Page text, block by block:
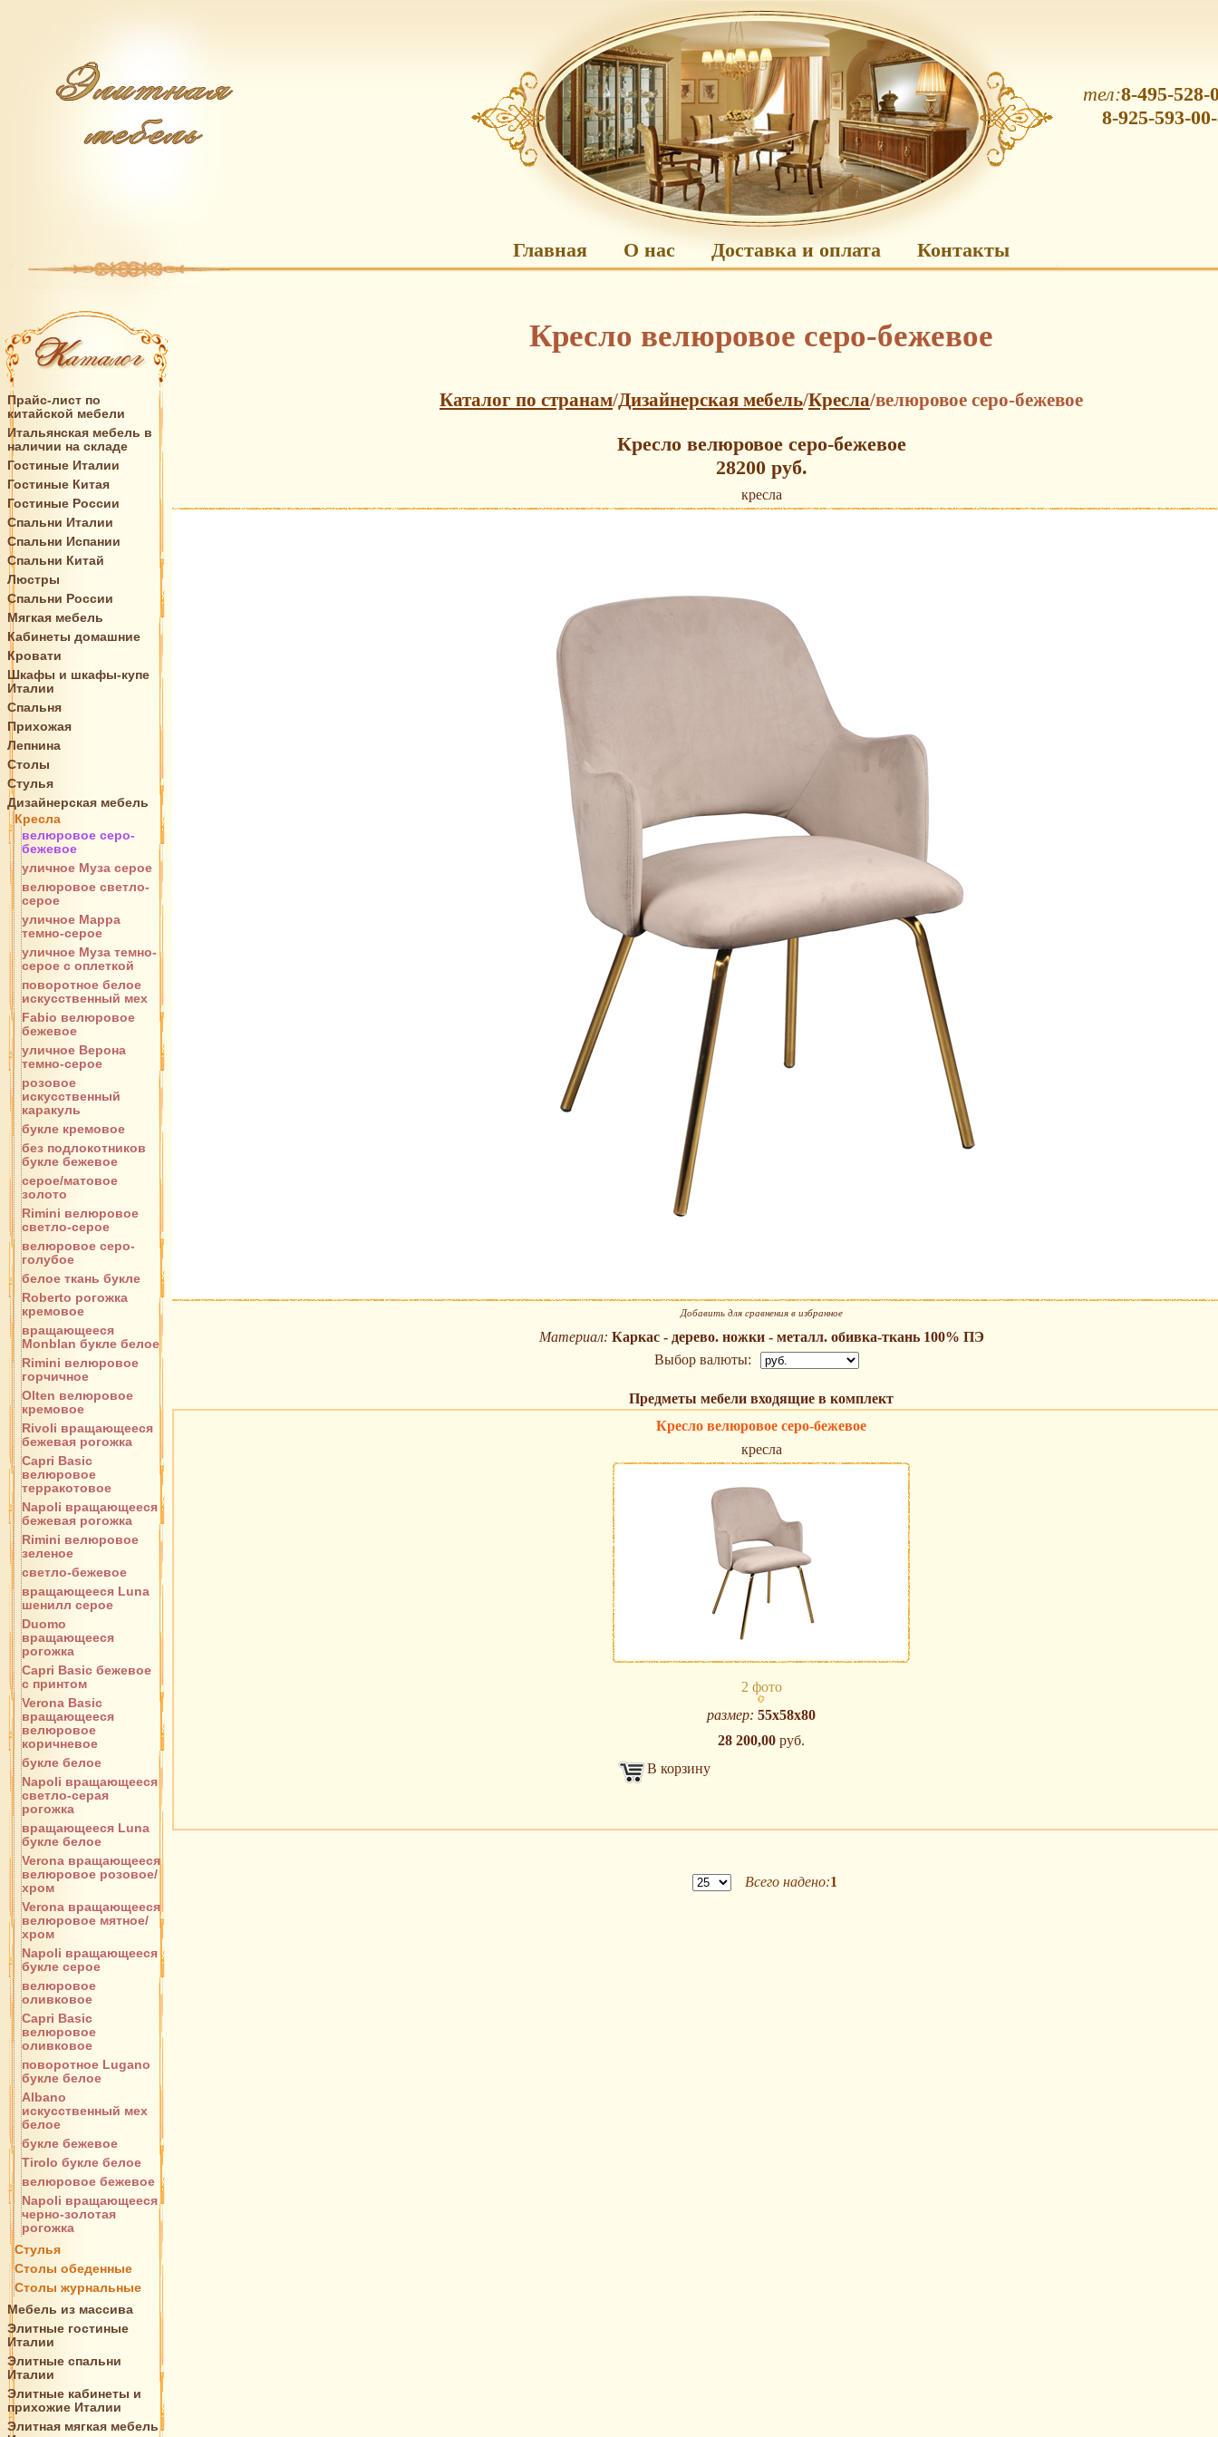
Главная О нас Доставка и оплата Контакты
тел:8-495-528-
8-925-593-
Прайс-лист по
китайской мебели
Итальянская мебель в
наличии на складе
Гостиные Италии
Гостиные Китая
Гостиные России
Спальни Италии
Спальни Испании
Спальни Китай
Люстры
Спальни России
Мягкая мебель
Кабинеты домашние
Кровати
Шкафы и шкафы-купе
Италии
Спальня
Прихожая
Лепнина
Столы
Стулья
Дизайнерская мебель
Кресла
велюровое серо-
бежевое
уличное Муза серое
велюровое светло-
серое
уличное Марра
темно-серое
уличное Муза темно-
серое с оплеткой
поворотное белое
искусственный мех
Fabio велюровое
бежевое
уличное Верона
темно-серое
розовое
искусственный
каракуль
букле кремовое
без подлокотников
букле бежевое
серое/матовое
золото
Rimini велюровое
светло-серое
велюровое серо-
голубое
белое ткань букле
Roberto рогожка
кремовое
вращающееся
Monblan букле белое
Rimini велюровое
горчичное
Olten велюровое
кремовое
Rivoli вращающееся
бежевая рогожка
Capri Basic
велюровое
терракотовое
Napoli вращающееся
бежевая рогожка
Rimini велюровое
зеленое
светло-бежевое
вращающееся Luna
шенилл серое
Duomo
вращающееся
рогожка
Capri Basic бежевое
с принтом
Verona Basic
вращающееся
велюровое
коричневое
букле белое
Napoli вращающееся
светло-серая
рогожка
вращающееся Luna
букле белое
Verona вращающееся
велюровое розовое/
хром
Verona вращающееся
велюровое мятное/
хром
Napoli вращающееся
букле серое
велюровое
оливковое
Capri Basic
велюровое
оливковое
поворотное Lugano
букле белое
Albano
искусственный мех
белое
букле бежевое
Tirolo букле белое
велюровое бежевое
Napoli вращающееся
черно-золотая
рогожка
Стулья
Столы обеденные
Столы журнальные
Мебель из массива
Элитные гостиные
Италии
Элитные спальни
Италии
Элитные кабинеты и
прихожие Италии
Элитная мягкая мебель
Кресло велюровое серо-бежевое
Каталог по странам/Дизайнерская мебель/Кресла/велюровое серо-бежевое
Кресло велюровое серо-бежевое
28200 руб.
кресла
Добавить для сравнения в избранное
Материал: Каркас - дерево. ножки - металл. обивка-ткань 100% ПЭ
Выбор валюты:
Предметы мебели входящие в комплект
Кресло велюровое серо-бежевое
кресла
2 фото
размер: 55х58х80
28 200,00 руб.
В корзину
Всего надено:1